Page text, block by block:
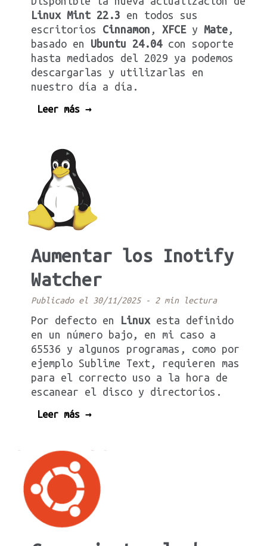
Linux Mint 22.3 en todos sus
escritorios Cinnamon , XFCE y Mate ,
basado en Ubuntu 24.04con soporte
hasta mediados del 2029 ya podemos
descargarlas y utilizarlas en
nuestro día a día.
Leer más →
Aumentar los Inotify
Watcher
Publicado el 30/11/2025- 2 min lectura
Por defecto en Linux esta definido
en un número bajo, en mi caso a
65536 y algunos programas, como por
ejemplo Sublime Text, requieren mas
para el correcto uso a la hora de
escanear el disco y directorios.
Leer más →